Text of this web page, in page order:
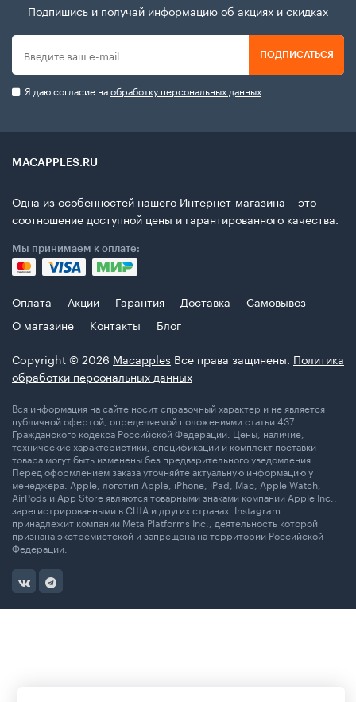
Подпишись и получай информацию об акциях и скидках
ПОДПИСАТЬСЯ
Я даю согласие наобработку персональных данных
MACAPPLES.RU
Одна из особенностей нашего Интернет-магазина – это
соотношение доступной цены и гарантированного качества.
Мы принимаем к оплате:
Оплата Акции Гарантия Доставка
Самовывоз
О магазине
Контакты
Блог
Copyright © 2026 Macapples Все права защинены. Политика
обработки персональных данных
Вся информация на сайте носит справочный характер и не является
публичной офертой, определяемой положениями статьи 437
Гражданского кодекса Российской Федерации. Цены, наличие,
технические характеристики, спецификации и комплект поставки
товара могут быть изменены без предварительного уведомления.
Перед оформлением заказа уточняйте актуальную информацию у
менеджера. Apple, логотип Apple, iPhone, iPad, Mac, Apple Watch,
AirPods и App Store являются товарными знаками компании Apple Inc.,
зарегистрированными в США и других странах. Instagram
принадлежит компании Meta Platforms Inc., деятельность которой
признана экстремистской и запрещена на территории Российской
Федерации.